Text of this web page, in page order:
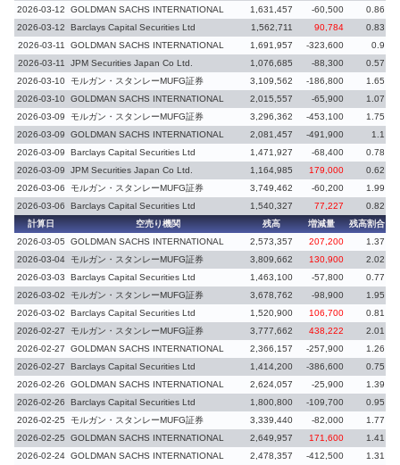
2026-03-12 GOLDMAN SACHS INTERNATIONAL 1,631,457 -60,500 0.86
2026-03-12
Barclays Capital Securities Ltd 1,562,711 90,784 0.83
2026-03-11
GOLDMAN SACHS INTERNATIONAL 1,691,957 -323,600 0.9
2026-03-11
JPM Securities Japan Co Ltd. 1,076,685 -88,300 0.57
2026-03-10 モルガン・スタンレーMUFG証券 3,109,562 -186,800
1.65
2026-03-10 GOLDMAN SACHS INTERNATIONAL 2,015,557 -65,900 1.07
2026-03-09
モルガン・スタンレーMUFG証券 3,296,362 -453,100 1.75
2026-03-09
GOLDMAN SACHS INTERNATIONAL 2,081,457 -491,900 1.1
2026-03-09
Barclays Capital Securities Ltd 1,471,927 -68,400 0.78
2026-03-09
JPM Securities Japan Co Ltd. 1,164,985 179,000
0.62
2026-03-06
モルガン・スタンレーMUFG証券 3,749,462 -60,200 1.99
2026-03-06
Barclays Capital Securities Ltd 1,540,327 77,227 0.82
計算日
空売り機関 残高 増減量 残高割合
2026-03-05
GOLDMAN SACHS INTERNATIONAL 2,573,357 207,200 1.37
2026-03-04 モルガン・スタンレーMUFG証券 3,809,662 130,900 2.02
2026-03-03
Barclays Capital Securities Ltd 1,463,100 -57,800 0.77
2026-03-02
モルガン・スタンレーMUFG証券 3,678,762 -98,900 1.95
2026-03-02
Barclays Capital Securities Ltd 1,520,900 106,700 0.81
2026-02-27
モルガン・スタンレーMUFG証券 3,777,662 438,222 2.01
2026-02-27
GOLDMAN SACHS INTERNATIONAL 2,366,157 -257,900 1.26
2026-02-27
Barclays Capital Securities Ltd 1,414,200 -386,600
0.75
2026-02-26
GOLDMAN SACHS INTERNATIONAL 2,624,057 -25,900 1.39
2026-02-26
Barclays Capital Securities Ltd 1,800,800 -109,700 0.95
2026-02-25
モルガン・スタンレーMUFG証券 3,339,440 -82,000 1.77
2026-02-25
GOLDMAN SACHS INTERNATIONAL 2,649,957 171,600
1.41
2026-02-24 GOLDMAN SACHS INTERNATIONAL 2,478,357 -412,500 1.31